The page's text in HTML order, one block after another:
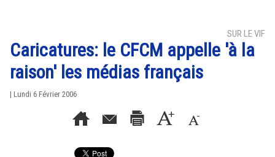
SUR LE VIF
Caricatures: le CFCM appelle 'à la
raison' les médias français
| Lundi 6 Février 2006